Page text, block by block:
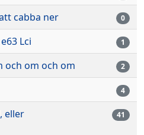
cabba ner 0
Lci 1
och om och om 2
4
eller
41